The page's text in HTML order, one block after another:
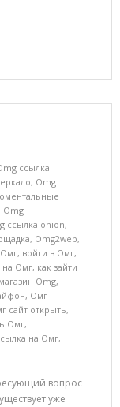
ссылка
, Omg
Omg
ссылка onion,
, Omg2web,
Омг, войти в Омг,
на Омг, как зайти
магазин Omg,
, Омг
сайт открыть,
Омг,
на Омг,
вопрос
уже